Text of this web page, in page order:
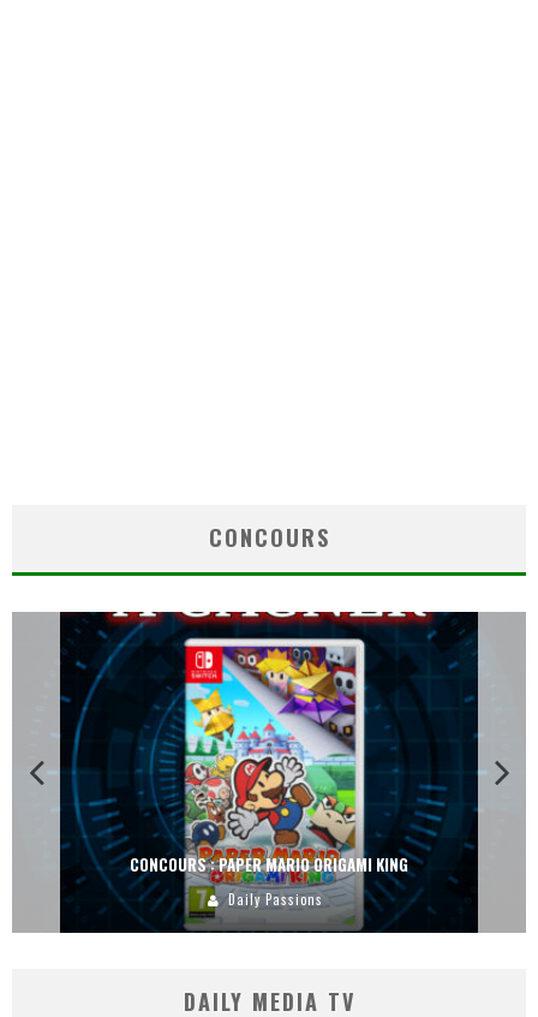
CONCOURS
CONCOURS : PAPER MARIO ORIGAMI KING
Daily Passions
DAILY MEDIA TV